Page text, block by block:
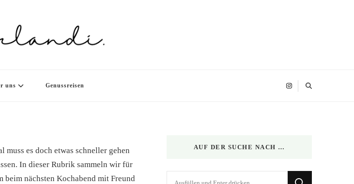
uns Genussreisen
es doch etwas schneller gehen
In dieser Rubrik sammeln wir für
beim nächsten Kochabend mit Freund
AUF DER SUCHE NACH …